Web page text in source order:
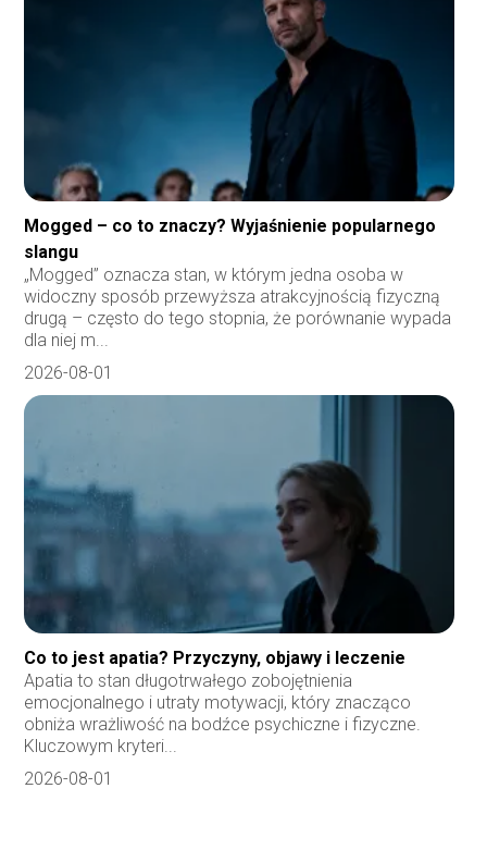
Mogged – co to znaczy? Wyjaśnienie popularnego
slangu
„Mogged” oznacza stan, w którym jedna osoba w
widoczny sposób przewyższa atrakcyjnością fizyczną
drugą – często do tego stopnia, że porównanie wypada
dla niej m...
2026-08-01
Co to jest apatia? Przyczyny, objawy i leczenie
Apatia to stan długotrwałego zobojętnienia
emocjonalnego i utraty motywacji, który znacząco
obniża wrażliwość na bodźce psychiczne i fizyczne.
Kluczowym kryteri...
2026-08-01